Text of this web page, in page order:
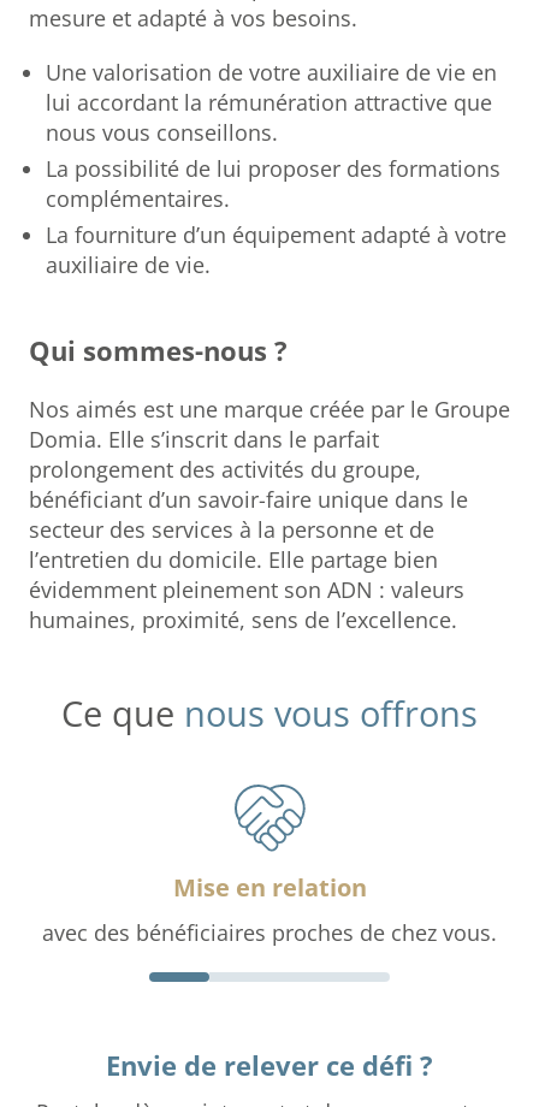
mesure et adapté à vos besoins.
Une valorisation de votre auxiliaire de vie en
lui accordant la rémunération attractive que
nous vous conseillons.
La possibilité de lui proposer des formations
complémentaires.
La fourniture d’un équipement adapté à votre
auxiliaire de vie.
Qui sommes-nous ?
Nos aimés est une marque créée par le Groupe
Domia. Elle s’inscrit dans le parfait
prolongement des activités du groupe,
bénéficiant d’un savoir-faire unique dans le
secteur des services à la personne et de
l’entretien du domicile. Elle partage bien
évidemment pleinement son ADN : valeurs
humaines, proximité, sens de l’excellence.
Ce que nous vous offrons
Mise en relation
avec des bénéficiaires proches de chez vous.
Envie de relever ce défi ?